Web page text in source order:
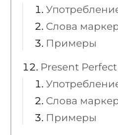
Слова
Примеры
Present
Слова
Примеры